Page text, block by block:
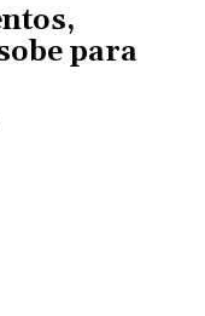
para